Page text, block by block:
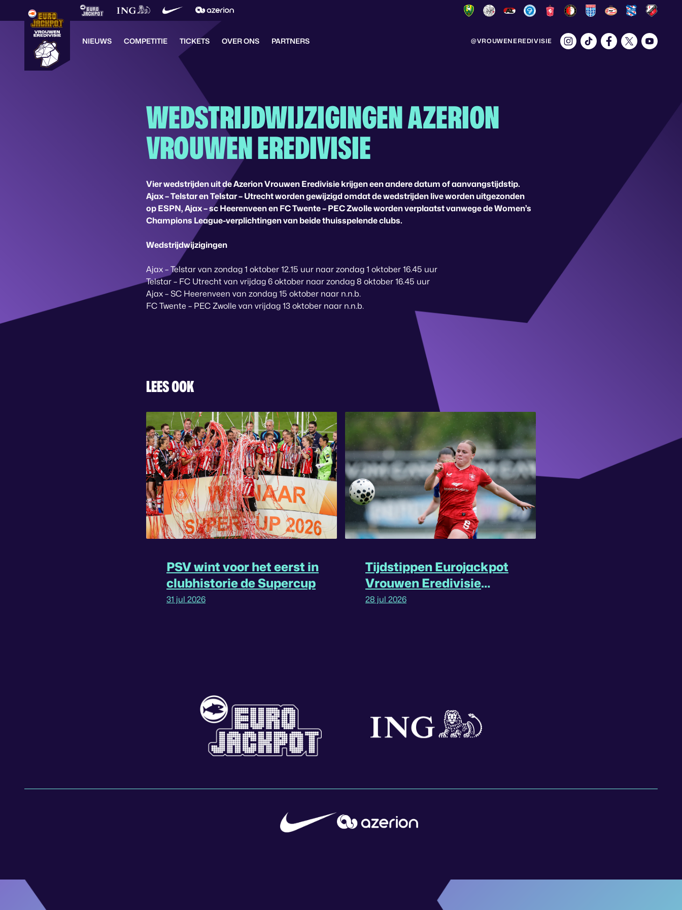
NIEUWS COMPETITIE TICKETS OVER ONS PARTNERS @VROUWENEREDIVISIE
WEDSTRIJDWIJZIGINGEN AZERION
VROUWEN EREDIVISIE
Vier wedstrijden uit de Azerion Vrouwen Eredivisie krijgen een andere datum of aanvangstijdstip.
Ajax – Telstar en Telstar – Utrecht worden gewijzigd omdat de wedstrijden live worden uitgezonden
op ESPN, Ajax – sc Heerenveen en FC Twente – PEC Zwolle worden verplaatst vanwege de Women’s
Champions League-verplichtingen van beide thuisspelende clubs.
Wedstrijdwijzigingen
Ajax – Telstar van zondag 1 oktober 12.15 uur naar zondag 1 oktober 16.45 uur
Telstar – FC Utrecht van vrijdag 6 oktober naar zondag 8 oktober 16.45 uur
Ajax – SC Heerenveen van zondag 15 oktober naar n.n.b.
FC Twente – PEC Zwolle van vrijdag 13 oktober naar n.n.b.
LEES OOK
PSV wint voor het eerst in
clubhistorie de Supercup
31 jul 2026
Tijdstippen Eurojackpot
Vrouwen Eredivisie
omgedraaid
28 jul 2026